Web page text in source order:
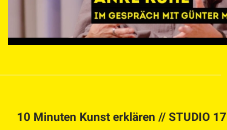
10 Minuten Kunst erklären // STUDIO 17